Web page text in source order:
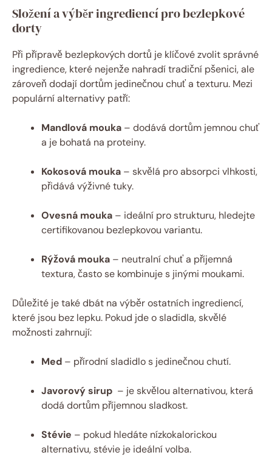
Složení a výběr ​ingrediencí pro ⁢bezlepkové
dorty
Při přípravě bezlepkových dortů ⁤je klíčové zvolit správné
ingredience, které nejenže‍ nahradí ‌tradiční pšenici, ​ale
zároveň dodají dortům jedinečnou chuť ​a texturu. Mezi
populární alternativy patří:
Mandlová mouka – ⁤dodává​ dortům jemnou chuť
⁢a ⁤je bohatá na ​proteiny.
Kokosová ⁢mouka – skvělá pro absorpci vlhkosti,‍
přidává výživné tuky.
Ovesná ⁢mouka – ideální pro strukturu, ⁤hledejte
⁤certifikovanou bezlepkovou variantu.
Rýžová mouka – neutralní chuť‍ a příjemná
textura, často se⁢ kombinuje s jinými moukami.
Důležité je také dbát na výběr ostatních ingrediencí,
které jsou‌ bez⁤ lepku. ⁣Pokud jde o sladidla,⁤ skvělé
možnosti zahrnují:
Med – přírodní sladidlo s jedinečnou chutí.
Javorový ‌sirup ⁤ –‌ je skvělou alternativou, která
dodá dortům‍ příjemnou sladkost.
Stévie – pokud ​hledáte nízkokalorickou
⁤alternativu, stévie je ideální volba.